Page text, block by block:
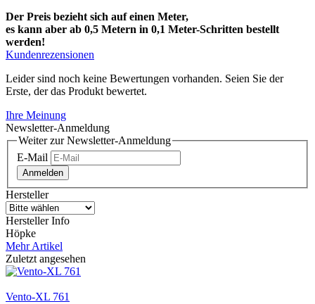
Der Preis bezieht sich auf einen Meter,
es kann aber ab 0,5 Metern in 0,1 Meter-Schritten bestellt
werden!
Kundenrezensionen
Leider sind noch keine Bewertungen vorhanden. Seien Sie der
Erste, der das Produkt bewertet.
Ihre Meinung
Newsletter-Anmeldung
Weiter zur Newsletter-Anmeldung
E-Mail
Anmelden
Hersteller
Hersteller Info
Höpke
Mehr Artikel
Zuletzt angesehen
Vento-XL 761